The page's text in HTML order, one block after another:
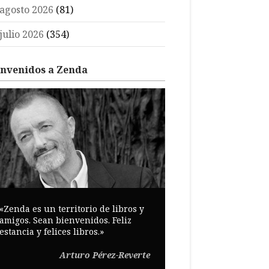
2026 (81)
2026 (354)
a Zenda
es un territorio de libros y
Sean bienvenidos. Feliz
y felices libros.»
Arturo Pérez-Reverte